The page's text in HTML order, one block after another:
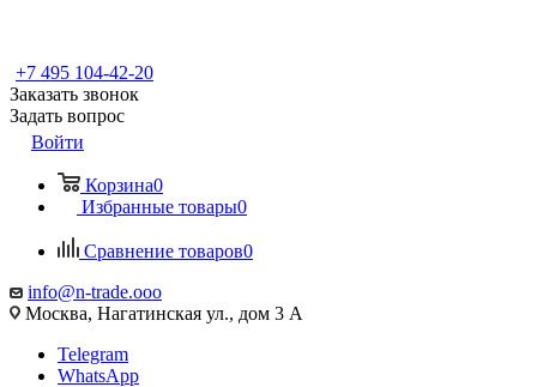
+7 495 104-42-20
Заказать звонок
Задать вопрос
Войти
Корзина0
Избранные товары0
Сравнение товаров0
info@n-trade.ooo
Москва, Нагатинская ул., дом 3 А
Telegram
WhatsApp